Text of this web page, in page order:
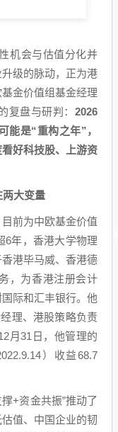
机会与估值分化并
级的脉动，正为港
金价值组基金经理
复盘与研判： 2026
能是“重构之年”，
好科技股、上游资
两大变量
前为中欧基金价值
6年，香港大学物理
港毕马威、香港德
，为香港注册会计
际和汇丰银行。他
理、港股策略负责
月31日，他管理的
）收益68.7
+资金共振”推动了
值、中国企业的韧